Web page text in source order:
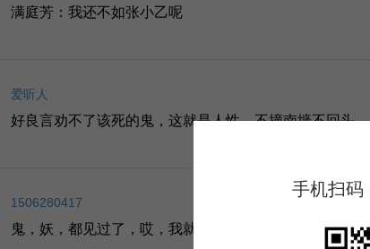
满庭芳：我还不如张小乙呢
爱听人
好良言劝不了该死的鬼，这就是人性，不撞南墙不回头。
1506280417
鬼，妖，都见过了，哎，我就是不长记性